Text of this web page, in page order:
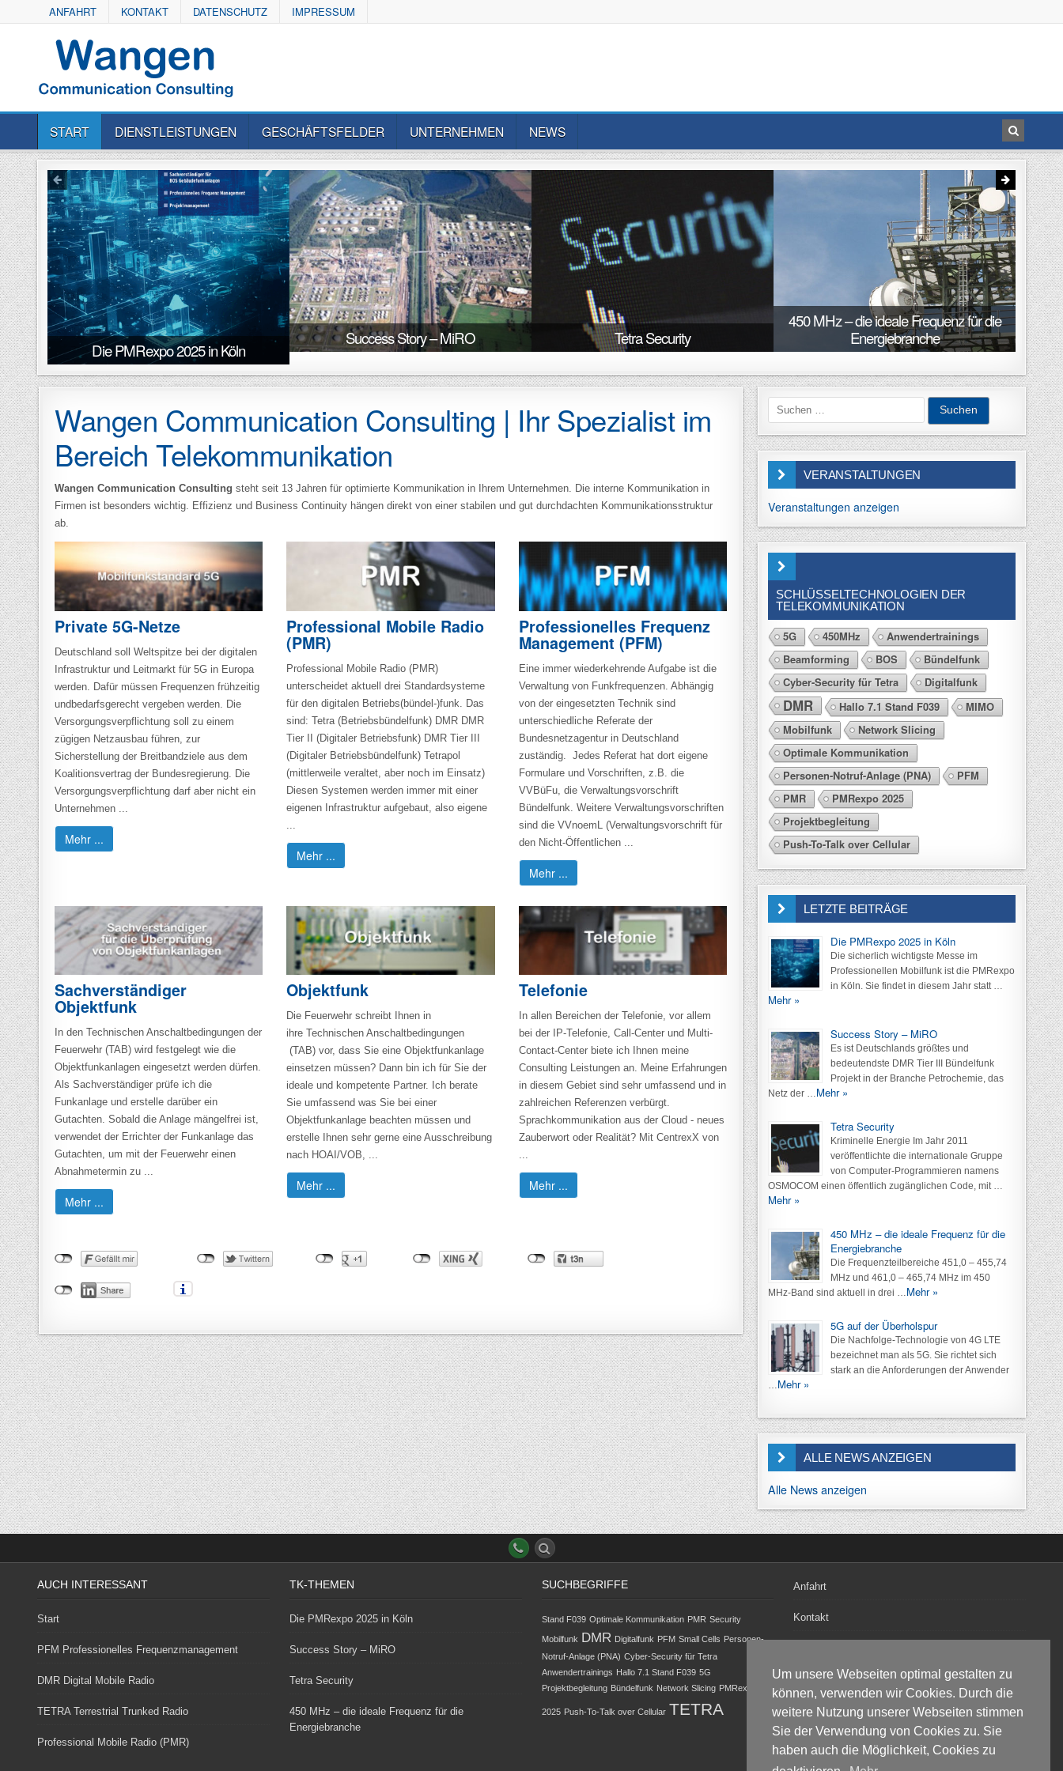
to
ANFAHRT KONTAKT DATENSCHUTZ IMPRESSUM
START DIENSTLEISTUNGEN GESCHÄFTSFELDER UNTERNEHMEN NEWS
Die PMRexpo 2025 in Köln
Success Story – MiRO Tetra Security
450 MHz – die ideale Frequenz für die
Energiebranche
Previous Next
Wangen Communication Consulting | Ihr Spezialist im
Bereich Telekommunikation
Wangen Communication Consulting steht seit 13 Jahren für optimierte Kommunikation in Ihrem Unternehmen. Die interne Kommunikation in
Firmen ist besonders wichtig. Effizienz und Business Continuity hängen direkt von einer stabilen und gut durchdachten Kommunikationsstruktur
ab.
Private 5G-Netze
Deutschland soll Weltspitze bei der digitalen
Infrastruktur und Leitmarkt für 5G in Europa
werden. Dafür müssen Frequenzen frühzeitig
undbedarfsgerecht vergeben werden. Die
Versorgungsverpflichtung soll zu einem
zügigen Netzausbau führen, zur
Sicherstellung der Breitbandziele aus dem
Koalitionsvertrag der Bundesregierung. Die
Versorgungsverpflichtung darf aber nicht ein
Unternehmen ...
Mehr ...
Professional Mobile Radio
(PMR)
Professional Mobile Radio (PMR)
unterscheidet aktuell drei Standardsysteme
für den digitalen Betriebs(bündel-)funk. Das
sind: Tetra (Betriebsbündelfunk) DMR DMR
Tier II (Digitaler Betriebsfunk) DMR Tier III
(Digitaler Betriebsbündelfunk) Tetrapol
(mittlerweile veraltet, aber noch im Einsatz)
Diesen Systemen werden immer mit einer
eigenen Infrastruktur aufgebaut, also eigene
Mehr ...
Professionelles Frequenz
Management (PFM)
Eine immer wiederkehrende Aufgabe ist die
Verwaltung von Funkfrequenzen. Abhängig
von der eingesetzten Technik sind
unterschiedliche Referate der
Bundesnetzagentur in Deutschland
zuständig. Jedes Referat hat dort eigene
Formulare und Vorschriften, z.B. die
VVBüFu, die Verwaltungsvorschrift
Bündelfunk. Weitere Verwaltungsvorschriften
sind die VVnoemL (Verwaltungsvorschrift für
den Nicht-Öffentlichen ...
Mehr ...
Sachverständiger
Objektfunk
In den Technischen Anschaltbedingungen der
Feuerwehr (TAB) wird festgelegt wie die
Objektfunkanlagen eingesetzt werden dürfen.
Als Sachverständiger prüfe ich die
Funkanlage und erstelle darüber ein
Gutachten. Sobald die Anlage mängelfrei ist,
verwendet der Errichter der Funkanlage das
Gutachten, um mit der Feuerwehr einen
Abnahmetermin zu ...
Mehr ...
Objektfunk
Die Feuerwehr schreibt Ihnen in
ihre Technischen Anschaltbedingungen
(TAB) vor, dass Sie eine Objektfunkanlage
einsetzen müssen? Dann bin ich für Sie der
ideale und kompetente Partner. Ich berate
Sie umfassend was Sie bei einer
Objektfunkanlage beachten müssen und
erstelle Ihnen sehr gerne eine Ausschreibung
nach HOAI/VOB, ...
Mehr ...
Telefonie
In allen Bereichen der Telefonie, vor allem
bei der IP-Telefonie, Call-Center und Multi-
Contact-Center biete ich Ihnen meine
Consulting Leistungen an. Meine Erfahrungen
in diesem Gebiet sind sehr umfassend und in
zahlreichen Referenzen verbürgt.
Sprachkommunikation aus der Cloud - neues
Zauberwort oder Realität? Mit CentrexX von
...
Mehr ...
Suchen
nach:
VERANSTALTUNGEN
Veranstaltungen anzeigen
SCHLÜSSELTECHNOLOGIEN DER
TELEKOMMUNIKATION
5G 450MHz
Anwendertrainings
Beamforming
BOS
Bündelfunk
Cyber-Security für Tetra
Digitalfunk
DMR Hallo 7.1 Stand F039
MIMO
Mobilfunk
Network Slicing
Optimale Kommunikation
Personen-Notruf-Anlage (PNA)
PFM
PMR
PMRexpo 2025
Projektbegleitung
Push-To-Talk over Cellular
LETZTE BEITRÄGE
Die PMRexpo 2025 in Köln
Die sicherlich wichtigste Messe im
Professionellen Mobilfunk ist die PMRexpo
in Köln. Sie findet in diesem Jahr statt …
Mehr »
Success Story – MiRO
Es ist Deutschlands größtes und
bedeutendste DMR Tier III Bündelfunk
Projekt in der Branche Petrochemie, das
Netz der …Mehr »
Tetra Security
Kriminelle Energie Im Jahr 2011
veröffentlichte die internationale Gruppe
von Computer-Programmieren namens
OSMOCOM einen öffentlich zugänglichen Code, mit …
Mehr »
450 MHz – die ideale Frequenz für die
Energiebranche
Die Frequenzteilbereiche 451,0 – 455,74
MHz und 461,0 – 465,74 MHz im 450
MHz-Band sind aktuell in drei …Mehr »
5G auf der Überholspur
Die Nachfolge-Technologie von 4G LTE
bezeichnet man als 5G. Sie richtet sich
stark an die Anforderungen der Anwender
…Mehr »
ALLE NEWS ANZEIGEN
Alle News anzeigen
AUCH INTERESSANT
Start
PFM Professionelles Frequenzmanagement
DMR Digital Mobile Radio
TETRA Terrestrial Trunked Radio
Professional Mobile Radio (PMR)
TK-THEMEN
Die PMRexpo 2025 in Köln
Success Story – MiRO
Tetra Security
450 MHz – die ideale Frequenz für die
Energiebranche
SUCHBEGRIFFE
Stand F039 Optimale Kommunikation PMR Security
Mobilfunk DMR Digitalfunk PFM Small Cells Personen-
Notruf-Anlage (PNA) Cyber-Security für Tetra
Anwendertrainings Hallo 7.1 Stand F039 5G
Projektbegleitung Bündelfunk Network Slicing PMRexpo
2025 Push-To-Talk over Cellular TETRA
Anfahrt
Kontakt
Impressum
Wangen Communication Consulting
Hauptstraße. 60, 54597 Duppach
eMail:kw@wangen-cc.de
Um unsere Webseiten optimal gestalten zu
können, verwenden wir Cookies. Durch die
weitere Nutzung unserer Webseiten stimmen
Sie der Verwendung von Cookies zu. Sie
haben auch die Möglichkeit, Cookies zu